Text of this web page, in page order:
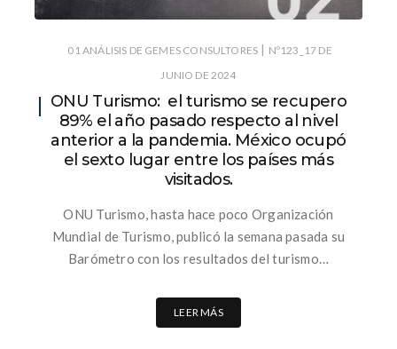
01 ANÁLISIS DE GEMES CONSULTORES | Nº123_17 DE
JUNIO DE 2024
ONU Turismo: el turismo se recupero
89% el año pasado respecto al nivel
anterior a la pandemia. México ocupó
el sexto lugar entre los países más
visitados.
ONU Turismo, hasta hace poco Organización
Mundial de Turismo, publicó la semana pasada su
Barómetro con los resultados del turismo…
LEER MÁS